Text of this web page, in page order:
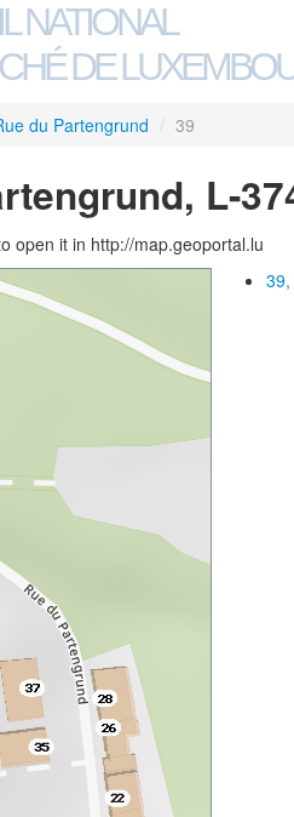
NATIONAL
DE
du Partengrund / 39
L-
open it in http://map.geoportal.lu